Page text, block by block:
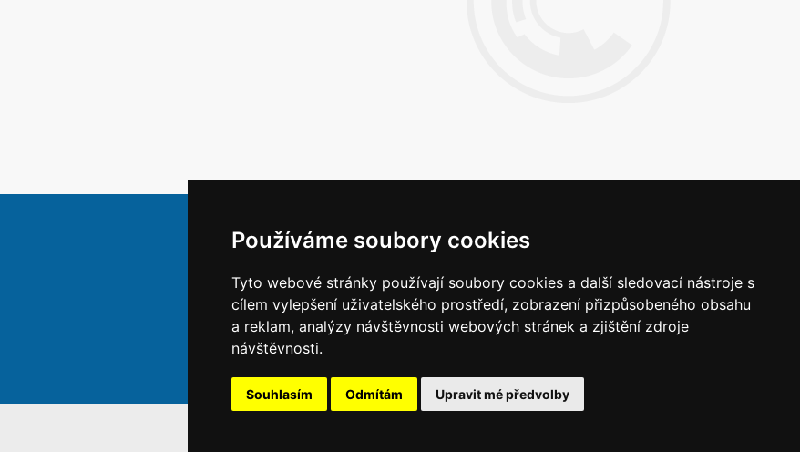
Používáme soubory cookies
Tyto webové stránky používají soubory cookies a další sledovací nástroje s
cílem vylepšení uživatelského prostředí, zobrazení přizpůsobeného obsahu
a reklam, analýzy návštěvnosti webových stránek a zjištění zdroje
návštěvnosti.
Souhlasím Odmítám Upravit mé předvolby
Napište nám
Vaše náměty, komentáře, připomínky a
dotazy nezůstanou bez odezvy.